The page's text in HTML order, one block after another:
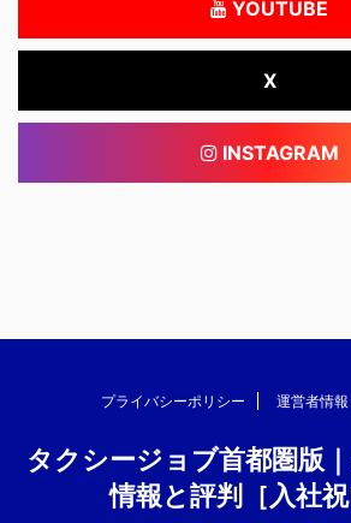
YOUTUBE
X
INSTAGRAM
プライバシーポリシー 運営者情報
タクシージョブ首都圏版
情報と評判［入社祝